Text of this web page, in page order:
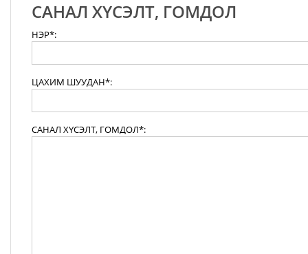
САНАЛ ХҮСЭЛТ, ГОМДОЛ
НЭР*:
ЦАХИМ ШУУДАН*:
САНАЛ ХҮСЭЛТ, ГОМДОЛ*: